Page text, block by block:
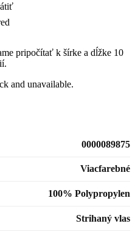
pripočítať k šírke a dĺžke 10
and unavailable.
0000089875
Viacfarebné
100% Polypropylen
Strihaný vlas